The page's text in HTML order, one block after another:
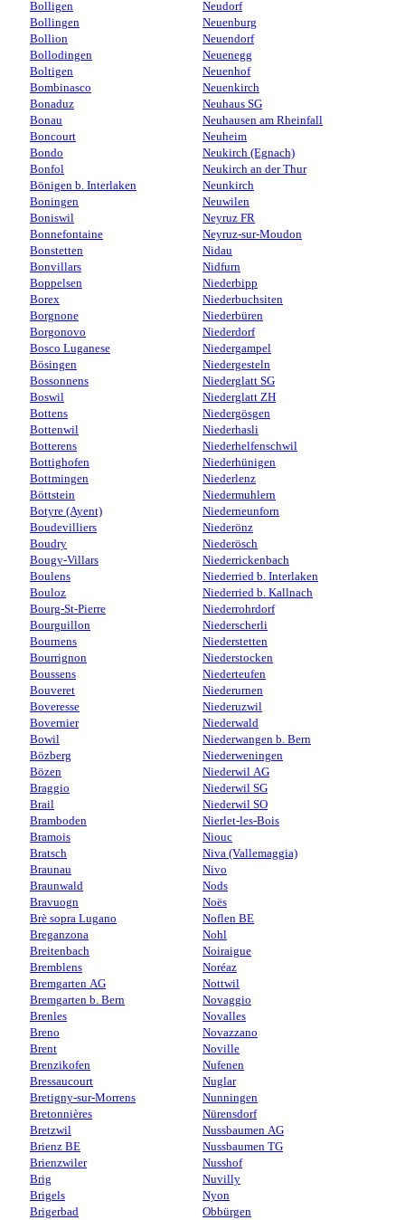
Bolligen
Bollingen
Bollion
Bollodingen
Boltigen
Bombinasco
Bonaduz
Bonau
Boncourt
Bondo
Bonfol
Bönigen b. Interlaken
Boningen
Boniswil
Bonnefontaine
Bonstetten
Bonvillars
Boppelsen
Borex
Borgnone
Borgonovo
Bosco Luganese
Bösingen
Bossonnens
Boswil
Bottens
Bottenwil
Botterens
Bottighofen
Bottmingen
Böttstein
Botyre (Ayent)
Boudevilliers
Boudry
Bougy-Villars
Boulens
Bouloz
Bourg-St-Pierre
Bourguillon
Bournens
Bourrignon
Boussens
Bouveret
Boveresse
Bovernier
Bowil
Bözberg
Bözen
Braggio
Brail
Bramboden
Bramois
Bratsch
Braunau
Braunwald
Bravuogn
Brè sopra Lugano
Breganzona
Breitenbach
Bremblens
Bremgarten AG
Bremgarten b. Bern
Brenles
Breno
Brent
Brenzikofen
Bressaucourt
Bretigny-sur-Morrens
Bretonnières
Bretzwil
Brienz BE
Brienzwiler
Brig
Brigels
Brigerbad
Neudorf
Neuenburg
Neuendorf
Neuenegg
Neuenhof
Neuenkirch
Neuhaus SG
Neuhausen am Rheinfall
Neuheim
Neukirch (Egnach)
Neukirch an der Thur
Neunkirch
Neuwilen
Neyruz FR
Neyruz-sur-Moudon
Nidau
Nidfurn
Niederbipp
Niederbuchsiten
Niederbüren
Niederdorf
Niedergampel
Niedergesteln
Niederglatt SG
Niederglatt ZH
Niedergösgen
Niederhasli
Niederhelfenschwil
Niederhünigen
Niederlenz
Niedermuhlern
Niederneunforn
Niederönz
Niederösch
Niederrickenbach
Niederried b. Interlaken
Niederried b. Kallnach
Niederrohrdorf
Niederscherli
Niederstetten
Niederstocken
Niederteufen
Niederurnen
Niederuzwil
Niederwald
Niederwangen b. Bern
Niederweningen
Niederwil AG
Niederwil SG
Niederwil SO
Nierlet-les-Bois
Niouc
Niva (Vallemaggia)
Nivo
Nods
Noës
Noflen BE
Nohl
Noiraigue
Noréaz
Nottwil
Novaggio
Novalles
Novazzano
Noville
Nufenen
Nuglar
Nunningen
Nürensdorf
Nussbaumen AG
Nussbaumen TG
Nusshof
Nuvilly
Nyon
Obbürgen